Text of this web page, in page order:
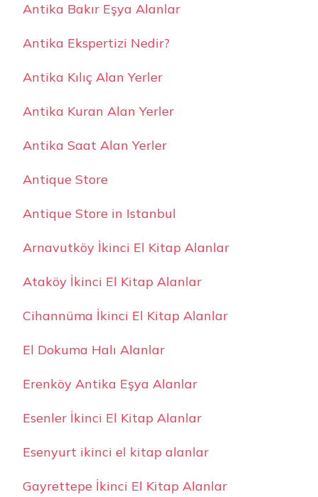
Antika Bakır Eşya Alanlar
Antika Ekspertizi Nedir?
Antika Kılıç Alan Yerler
Antika Kuran Alan Yerler
Antika Saat Alan Yerler
Antique Store
Antique Store in Istanbul
Arnavutköy İkinci El Kitap Alanlar
Ataköy İkinci El Kitap Alanlar
Cihannüma İkinci El Kitap Alanlar
El Dokuma Halı Alanlar
Erenköy Antika Eşya Alanlar
Esenler İkinci El Kitap Alanlar
Esenyurt ikinci el kitap alanlar
Gayrettepe İkinci El Kitap Alanlar